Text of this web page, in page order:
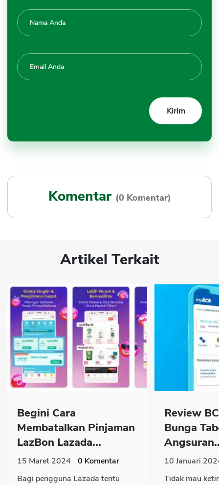
Komentar (0 Komentar)
Artikel Terkait
Begini Cara
Membatalkan Pinjaman
LazBon Lazada...
15 Maret 2024 0 Komentar
Bagi pengguna Lazada tentu
Review
Bunga
10 Januari
Tidak mau